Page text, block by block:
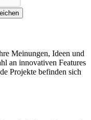
Meinungen, Ideen und
an innovativen Features
Projekte befinden sich